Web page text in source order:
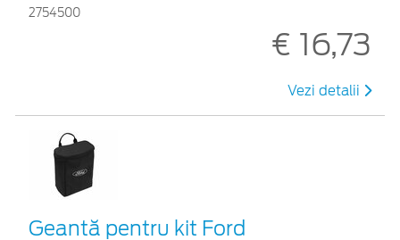
2754500
€ 16,73
Vezi detalii
Geantă pentru kit Ford